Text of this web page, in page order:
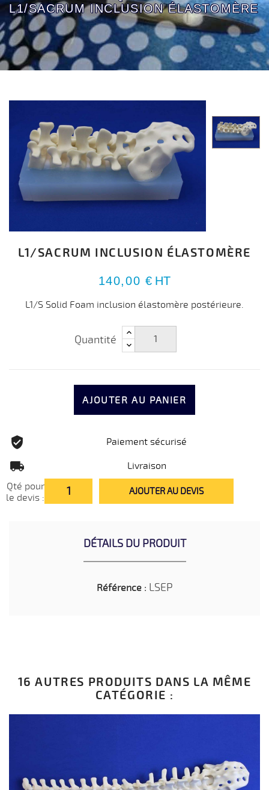
L1/SACRUM INCLUSION ÉLASTOMÈRE
L1/SACRUM INCLUSION ÉLASTOMÈRE
140,00 € HT
L1/S Solid Foam inclusion élastomère postérieure.
Quantité
AJOUTER AU PANIER
Paiement sécurisé
Livraison
Qté pour
le devis :
AJOUTER AU DEVIS
DÉTAILS DU PRODUIT
Référence : LSEP
16 AUTRES PRODUITS DANS LA MÊME
CATÉGORIE :